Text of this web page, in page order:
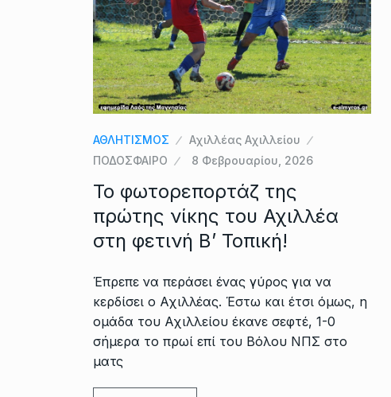
ΑΘΛΗΤΙΣΜΟΣ
Αχιλλέας Αχιλλείου
ΠΟΔΟΣΦΑΙΡΟ
8 Φεβρουαρίου, 2026
To φωτορεπορτάζ της
πρώτης νίκης του Αχιλλέα
στη φετινή Β’ Τοπική!
Έπρεπε να περάσει ένας γύρος για να
κερδίσει ο Αχιλλέας. Έστω και έτσι όμως, η
ομάδα του Αχιλλείου έκανε σεφτέ, 1-0
σήμερα το πρωί επί του Βόλου ΝΠΣ στο
ματς